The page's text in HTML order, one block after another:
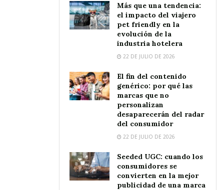
Más que una tendencia:
el impacto del viajero
pet friendly en la
evolución de la
industria hotelera
22 DE JULIO DE 2026
El fin del contenido
genérico: por qué las
marcas que no
personalizan
desaparecerán del radar
del consumidor
22 DE JULIO DE 2026
Seeded UGC: cuando los
consumidores se
convierten en la mejor
publicidad de una marca